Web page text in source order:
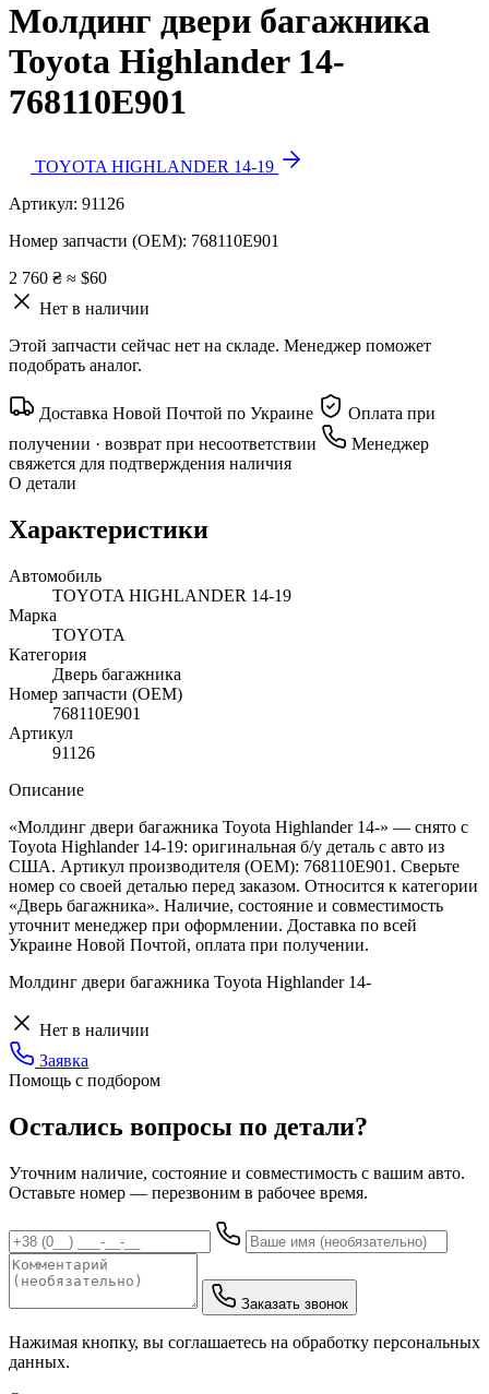
Молдинг двери багажника
Toyota Highlander 14-
768110E901
TOYOTA HIGHLANDER 14-19
Артикул: 91126
Номер запчасти (OEM): 768110E901
2 760 ₴ ≈ $60
Нет в наличии
Этой запчасти сейчас нет на складе. Менеджер поможет
подобрать аналог.
Доставка Новой Почтой по Украине
Оплата при
получении · возврат при несоответствии
Менеджер
свяжется для подтверждения наличия
О детали
Характеристики
Автомобиль
TOYOTA HIGHLANDER 14-19
Марка
TOYOTA
Категория
Дверь багажника
Номер запчасти (OEM)
768110E901
Артикул
91126
Описание
«Молдинг двери багажника Toyota Highlander 14-» — снято с
Toyota Highlander 14-19: оригинальная б/у деталь с авто из
США. Артикул производителя (OEM): 768110E901. Сверьте
номер со своей деталью перед заказом. Относится к категории
«Дверь багажника». Наличие, состояние и совместимость
уточнит менеджер при оформлении. Доставка по всей
Украине Новой Почтой, оплата при получении.
Молдинг двери багажника Toyota Highlander 14-
Нет в наличии
Заявка
Помощь с подбором
Остались вопросы по детали?
Уточним наличие, состояние и совместимость с вашим авто.
Оставьте номер — перезвоним в рабочее время.
Заказать звонок
Нажимая кнопку, вы соглашаетесь на обработку персональных
данных.